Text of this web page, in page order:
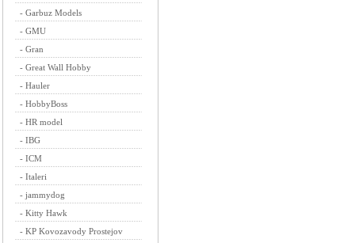
- Garbuz Models
- GMU
- Gran
- Great Wall Hobby
- Hauler
- HobbyBoss
- HR model
- IBG
- ICM
- Italeri
- jammydog
- Kitty Hawk
- KP Kovozavody Prostejov